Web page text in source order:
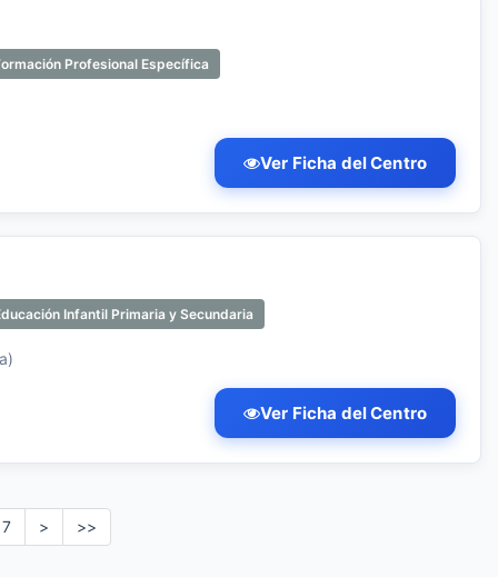
Profesional Específica
Ver Ficha del Centro
Infantil Primaria y Secundaria
Ver Ficha del Centro
7 > >>